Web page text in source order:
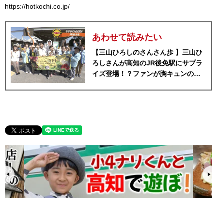
https://hotkochi.co.jp/
あわせて読みたい
【三山ひろしのさんさん歩 】三山ひ
ろしさんが高知のJR後免駅にサプラ
イズ登場！？ファンが胸キュンの